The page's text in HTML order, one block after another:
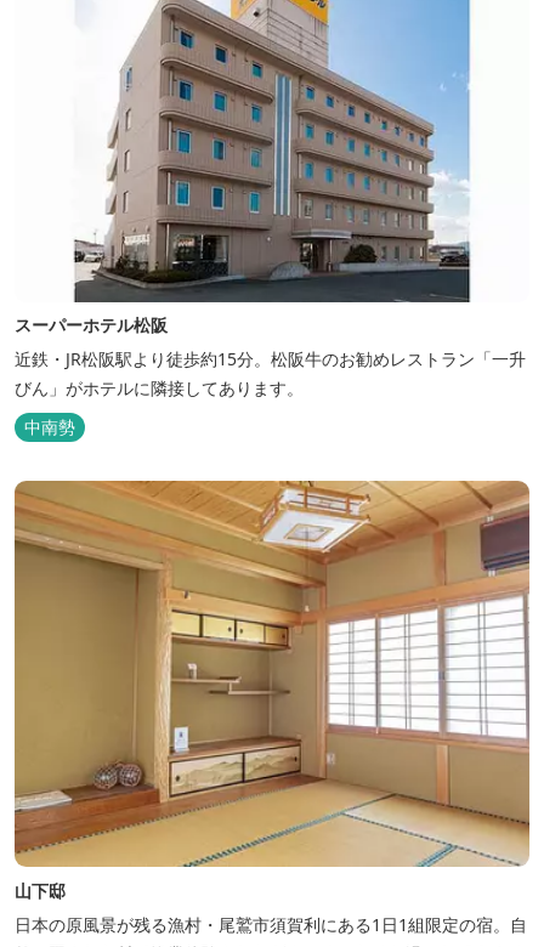
スーパーホテル松阪
近鉄・JR松阪駅より徒歩約15分。松阪牛のお勧めレストラン「一升
びん」がホテルに隣接してあります。
中南勢
山下邸
日本の原風景が残る漁村・尾鷲市須賀利にある1日1組限定の宿。自